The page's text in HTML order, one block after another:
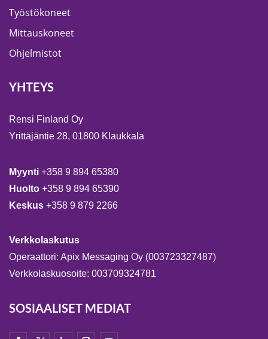
Työstökoneet
Mittauskoneet
Ohjelmistot
YHTEYS
Rensi Finland Oy
Yrittäjäntie 28, 01800 Klaukkala
Myynti +358 9 894 65380
Huolto +358 9 894 65390
Keskus +358 9 879 2266
Verkkolaskutus
Operaattori: Apix Messaging Oy (003723327487)
Verkkolaskuosoite: 003709324781
SOSIAALISET MEDIAT